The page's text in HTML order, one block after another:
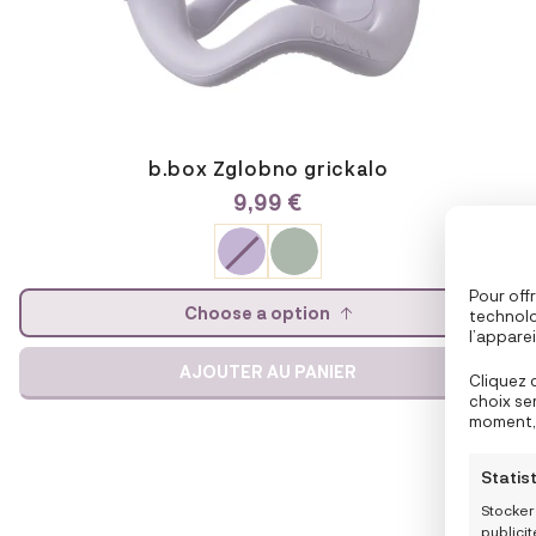
Pour
Cliquez
choix
b.box Zglobno grickalo
9,99 €
Choose a option
AJOUTER AU PANIER